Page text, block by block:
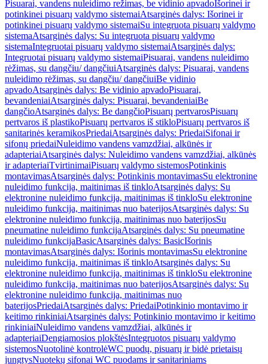
Pisuarai, vandens nuleidimo režimas, be vidinio apvadoIšorinei ir
potinkinei pisuarų valdymo sistemaiAtsarginės dalys: Išorinei ir
potinkinei pisuarų valdymo sistemaiSu integruota pisuarų valdymo
sistemaAtsarginės dalys: Su integruota pisuarų valdymo
sistemaIntegruotai pisuarų valdymo sistemaiAtsarginės dalys:
Integruotai pisuarų valdymo sistemaiPisuarai, vandens nuleidimo
rėžimas, su dangčiu/ dangčiuiAtsarginės dalys: Pisuarai, vandens
nuleidimo rėžimas, su dangčiu/ dangčiuiBe vidinio
apvadoAtsarginės dalys: Be vidinio apvadoPisuarai,
bevandeniaiAtsarginės dalys: Pisuarai, bevandeniaiBe
dangčioAtsarginės dalys: Be dangčioPisuarų pertvarosPisuarų
pertvaros iš plastikoPisuarų pertvaros iš stikloPisuarų pertvaros iš
sanitarinės keramikosPriedaiAtsarginės dalys: PriedaiSifonai ir
sifonų priedaiNuleidimo vandens vamzdžiai, alkūnės ir
adapteriaiAtsarginės dalys: Nuleidimo vandens vamzdžiai, alkūnės
ir adapteriaiTvirtinimaiPisuarų valdymo sistemosPotinkinis
montavimasAtsarginės dalys: Potinkinis montavimasSu elektronine
nuleidimo funkcija, maitinimas iš tinkloAtsarginės dalys: Su
elektronine nuleidimo funkcija, maitinimas iš tinkloSu elektronine
nuleidimo funkcija, maitinimas nuo baterijosAtsarginės dalys: Su
elektronine nuleidimo funkcija, maitinimas nuo baterijosSu
pneumatine nuleidimo funkcijaAtsarginės dalys: Su pneumatine
nuleidimo funkcijaBasicAtsarginės dalys: BasicIšorinis
montavimasAtsarginės dalys: Išorinis montavimasSu elektronine
nuleidimo funkcija, maitinimas iš tinkloAtsarginės dalys: Su
elektronine nuleidimo funkcija, maitinimas iš tinkloSu elektronine
nuleidimo funkcija, maitinimas nuo baterijosAtsarginės dalys: Su
elektronine nuleidimo funkcija, maitinimas nuo
baterijosPriedaiAtsarginės dalys: PriedaiPotinkinio montavimo ir
keitimo rinkiniaiAtsarginės dalys: Potinkinio montavimo ir keitimo
rinkiniaiNuleidimo vandens vamzdžiai, alkūnės ir
adapteriaiDengiamosios plokštėsIntegruotos pisuarų valdymo
sistemosNuotolinė kontrolėWC puodų, pisuarų ir bidė prietaisų
jungtysNuotekų sifonai WC puodams ir sanitariniams